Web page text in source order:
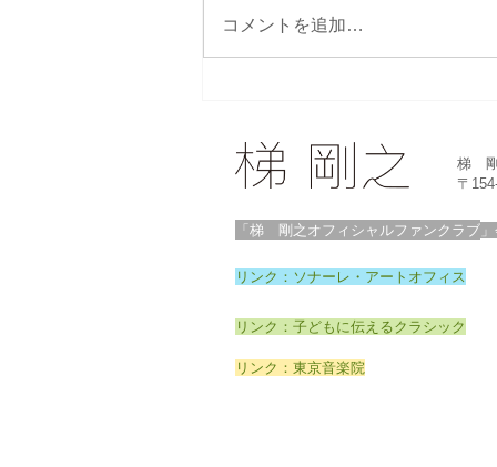
コメントを追加…
梯 剛
〒
「梯 剛之オフィシャルファンクラブ
リンク：ソナーレ・アートオフィス
リンク：子どもに伝えるクラシック
リンク：東京音楽院